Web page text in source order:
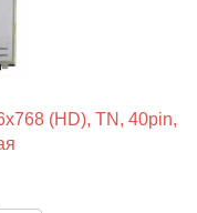
(HD), TN, 40pin,